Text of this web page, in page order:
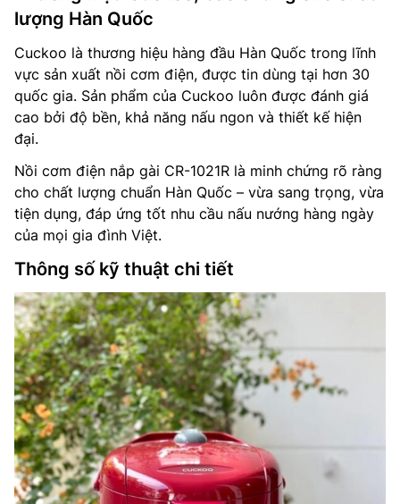
lượng Hàn Quốc
Cuckoo là thương hiệu hàng đầu Hàn Quốc trong lĩnh
vực sản xuất nồi cơm điện, được tin dùng tại hơn 30
quốc gia. Sản phẩm của Cuckoo luôn được đánh giá
cao bởi độ bền, khả năng nấu ngon và thiết kế hiện
đại.
Nồi cơm điện nắp gài CR-1021R là minh chứng rõ ràng
cho chất lượng chuẩn Hàn Quốc – vừa sang trọng, vừa
tiện dụng, đáp ứng tốt nhu cầu nấu nướng hàng ngày
của mọi gia đình Việt.
Thông số kỹ thuật chi tiết